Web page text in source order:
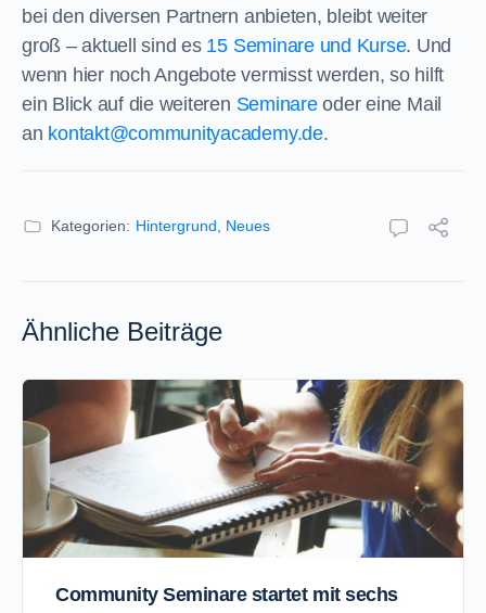
bei den diversen Partnern anbieten, bleibt weiter
groß – aktuell sind es 15 Seminare und Kurse. Und
wenn hier noch Angebote vermisst werden, so hilft
ein Blick auf die weiteren Seminareoder eine Mail
an kontakt@communityacademy.de.
Kategorien: Hintergrund Neues
Ähnliche Beiträge
Community Seminare startet mit sechs